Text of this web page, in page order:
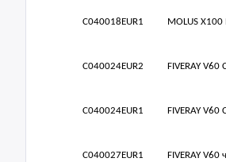
C040018EUR1 MOLUS X100
C040024EUR2 FIVERAY
C040024EUR1 FIVERAY
C040027EUR1 FIVERAY V60